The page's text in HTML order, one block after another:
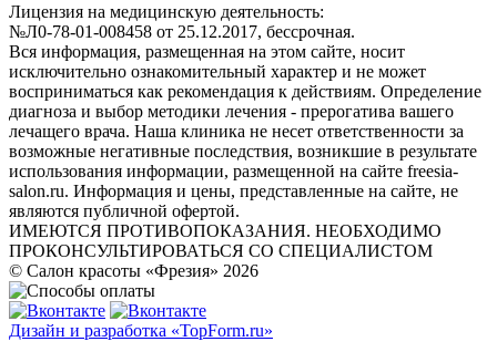
Лицензия на медицинскую деятельность:
№Л0-78-01-008458 от 25.12.2017, бессрочная.
Вся информация, размещенная на этом сайте, носит
исключительно ознакомительный характер и не может
восприниматься как рекомендация к действиям. Определение
диагноза и выбор методики лечения - прерогатива вашего
лечащего врача. Наша клиника не несет ответственности за
возможные негативные последствия, возникшие в результате
использования информации, размещенной на сайте freesia-
salon.ru. Информация и цены, представленные на сайте, не
являются публичной офертой.
ИМЕЮТСЯ ПРОТИВОПОКАЗАНИЯ. НЕОБХОДИМО
ПРОКОНСУЛЬТИРОВАТЬСЯ СО СПЕЦИАЛИСТОМ
© Салон красоты «Фрезия» 2026
Дизайн и разработка «TopForm.ru»